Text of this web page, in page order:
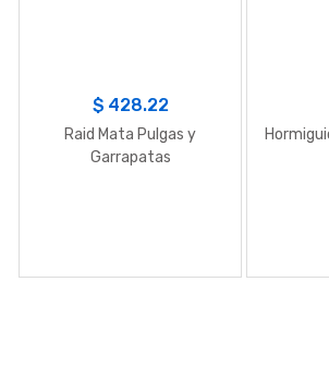
$ 428.22
Raid Mata Pulgas y
Garrapatas